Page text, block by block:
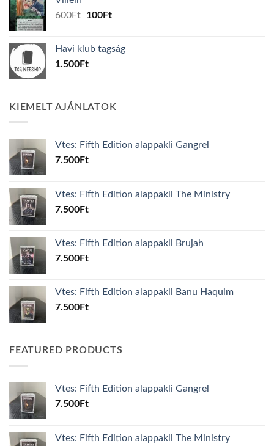
600Ft
Original
600Ft.
100FtCurrent
100Ft.
Havi klub tagság
1.500Ft
KIEMELT AJÁNLATOK
Vtes: Fifth Edition alappakli Gangrel
7.500Ft
Vtes: Fifth Edition alappakli The Ministry
7.500Ft
Vtes: Fifth Edition alappakli Brujah
7.500Ft
Vtes: Fifth Edition alappakli Banu Haquim
7.500Ft
FEATURED PRODUCTS
Vtes: Fifth Edition alappakli Gangrel
7.500Ft
Vtes: Fifth Edition alappakli The Ministry